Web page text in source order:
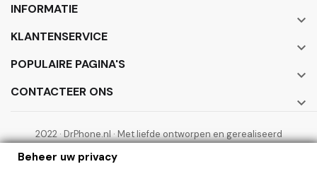
INFORMATIE

KLANTENSERVICE

POPULAIRE PAGINA'S

CONTACTEER ONS

2022 · DrPhone.nl · Met liefde ontworpen en gerealiseerd
Beheer uw privacy